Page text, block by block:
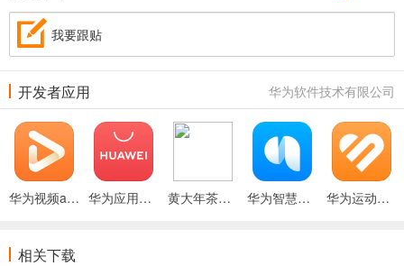
我要跟贴
华为软件技术有限公司
开发者应用
华为视频app 华为应用市场官网版 黄大年茶思屋官网版 华为智慧音频APP 华为运动健康APP
相关下载